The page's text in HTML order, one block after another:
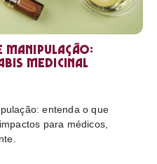
manipulação:
medicinal
entenda o que
para médicos,